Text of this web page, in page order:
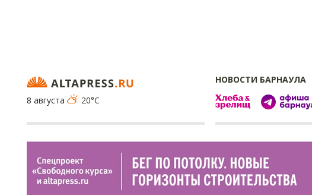
НОВОСТИ БАРНАУЛА
8 августа
20°C